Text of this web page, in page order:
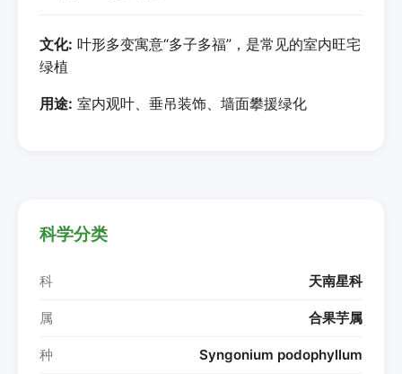
文化: 叶形多变寓意“多子多福”，是常见的室内旺宅
绿植
用途: 室内观叶、垂吊装饰、墙面攀援绿化
科学分类
科 天南星科
属 合果芋属
种 Syngonium podophyllum